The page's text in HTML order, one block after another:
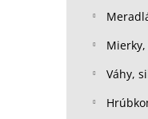
Váhy,